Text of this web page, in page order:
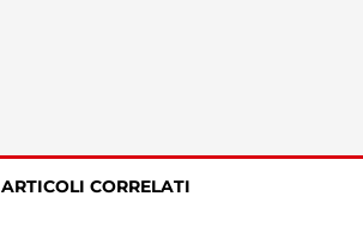
ARTICOLI CORRELATI